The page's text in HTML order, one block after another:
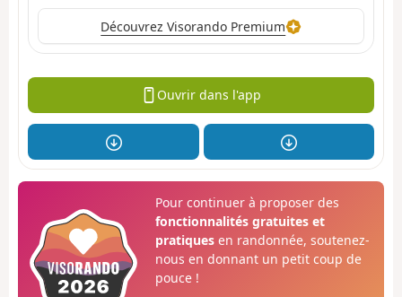
Découvrez Visorando Premium
Ouvrir dans l'app
Pour continuer à proposer des
fonctionnalités gratuites et
pratiquesen randonnée, soutenez-
nous en donnant un petit coup de
pouce !